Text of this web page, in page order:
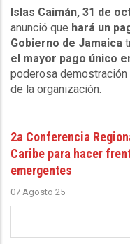
Islas Caimán, 31 de
anunció que hará un
Gobierno de Jamaica
el mayor pago único
poderosa
de la organización.
2a Conferencia
Caribe para hacer
emergentes
07 Agosto 25